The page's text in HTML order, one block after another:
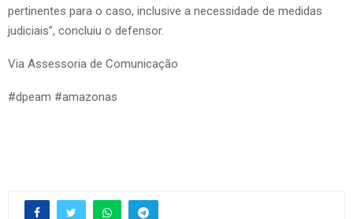
pertinentes para o caso, inclusive a necessidade de medidas
judiciais”, concluiu o defensor.
Via Assessoria de Comunicação
#dpeam #amazonas